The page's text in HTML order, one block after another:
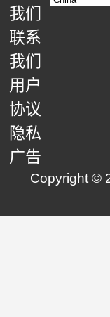
我们
联系
我们
用户
协议
隐私
广告
Copyright ©